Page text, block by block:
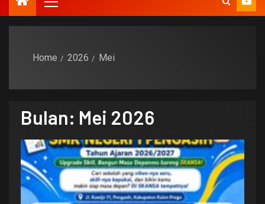
Home 2026 Mei
Bulan: Mei 2026